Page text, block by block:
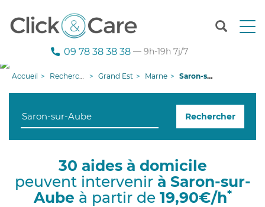
T
n
g
i
09 78 38 38 38 — 9h-19h 7j/7
Accueil Recherche aide à domicile Grand Est Marne Saron-sur-Aube
Rechercher
30 aides à domicile
peuvent intervenir à Saron-sur-
Aube à partir de 19,90€/h*